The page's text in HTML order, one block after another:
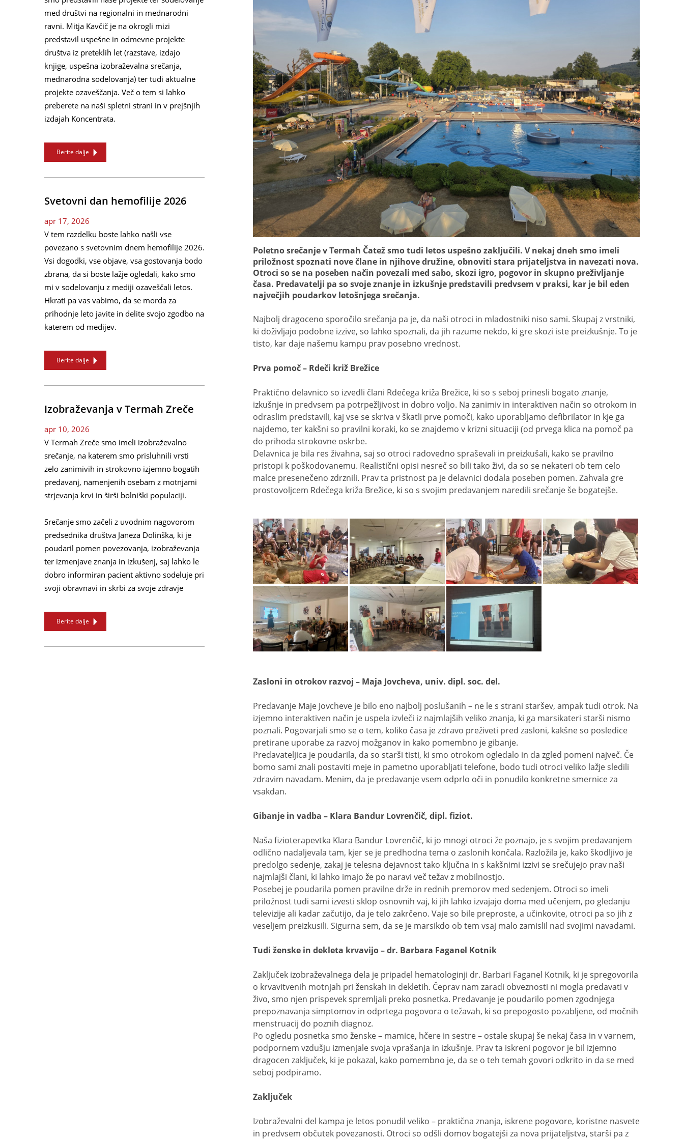
med društvi na regionalni in mednarodni
ravni. Mitja Kavčič je na okrogli mizi
predstavil uspešne in odmevne projekte
društva iz preteklih let (razstave, izdajo
knjige, uspešna izobraževalna srečanja,
mednarodna sodelovanja) ter tudi aktualne
projekte ozaveščanja. Več o tem si lahko
preberete na naši spletni strani in v prejšnjih
izdajah Koncentrata.
Berite dalje
Svetovni dan hemofilije 2026
apr 17, 2026
V tem razdelku boste lahko našli vse
povezano s svetovnim dnem hemofilije 2026.
Vsi dogodki, vse objave, vsa gostovanja bodo
zbrana, da si boste lažje ogledali, kako smo
mi v sodelovanju z mediji ozaveščali letos.
Hkrati pa vas vabimo, da se morda za
prihodnje leto javite in delite svojo zgodbo na
katerem od medijev.
Berite dalje
Izobraževanja v Termah Zreče
apr 10, 2026
V Termah Zreče smo imeli izobraževalno
srečanje, na katerem smo prisluhnili vrsti
zelo zanimivih in strokovno izjemno bogatih
predavanj, namenjenih osebam z motnjami
strjevanja krvi in širši bolniški populaciji.
Srečanje smo začeli z uvodnim nagovorom
predsednika društva Janeza Dolinška, ki je
poudaril pomen povezovanja, izobraževanja
ter izmenjave znanja in izkušenj, saj lahko le
dobro informiran pacient aktivno sodeluje pri
svoji obravnavi in skrbi za svoje zdravje
Berite dalje
Poletno srečanje v Termah Čatež smo tudi letos uspešno zaključili. V nekaj dneh smo imeli
priložnost spoznati nove člane in njihove družine, obnoviti stara prijateljstva in navezati nova.
Otroci so se na poseben način povezali med sabo, skozi igro, pogovor in skupno preživljanje
časa. Predavatelji pa so svoje znanje in izkušnje predstavili predvsem v praksi, kar je bil eden
največjih poudarkov letošnjega srečanja.
Najbolj dragoceno sporočilo srečanja pa je, da naši otroci in mladostniki niso sami. Skupaj z vrstniki,
ki doživljajo podobne izzive, so lahko spoznali, da jih razume nekdo, ki gre skozi iste preizkušnje. To je
tisto, kar daje našemu kampu prav posebno vrednost.
Prva pomoč – Rdeči križ Brežice
Praktično delavnico so izvedli člani Rdečega križa Brežice, ki so s seboj prinesli bogato znanje,
izkušnje in predvsem pa potrpežljivost in dobro voljo. Na zanimiv in interaktiven način so otrokom in
odraslim predstavili, kaj vse se skriva v škatli prve pomoči, kako uporabljamo defibrilator in kje ga
najdemo, ter kakšni so pravilni koraki, ko se znajdemo v krizni situaciji (od prvega klica na pomoč pa
do prihoda strokovne oskrbe.
Delavnica je bila res živahna, saj so otroci radovedno spraševali in preizkušali, kako se pravilno
pristopi k poškodovanemu. Realistični opisi nesreč so bili tako živi, da so se nekateri ob tem celo
malce presenečeno zdrznili. Prav ta pristnost pa je delavnici dodala poseben pomen. Zahvala gre
prostovoljcem Rdečega križa Brežice, ki so s svojim predavanjem naredili srečanje še bogatejše.
Zasloni in otrokov razvoj – Maja Jovcheva, univ. dipl. soc. del.
Predavanje Maje Jovcheve je bilo eno najbolj poslušanih – ne le s strani staršev, ampak tudi otrok. Na
izjemno interaktiven način je uspela izvleči iz najmlajših veliko znanja, ki ga marsikateri starši nismo
poznali. Pogovarjali smo se o tem, koliko časa je zdravo preživeti pred zasloni, kakšne so posledice
pretirane uporabe za razvoj možganov in kako pomembno je gibanje.
Predavateljica je poudarila, da so starši tisti, ki smo otrokom ogledalo in da zgled pomeni največ. Če
bomo sami znali postaviti meje in pametno uporabljati telefone, bodo tudi otroci veliko lažje sledili
zdravim navadam. Menim, da je predavanje vsem odprlo oči in ponudilo konkretne smernice za
vsakdan.
Gibanje in vadba – Klara Bandur Lovrenčič, dipl. fiziot.
Naša fizioterapevtka Klara Bandur Lovrenčič, ki jo mnogi otroci že poznajo, je s svojim predavanjem
odlično nadaljevala tam, kjer se je predhodna tema o zaslonih končala. Razložila je, kako škodljivo je
predolgo sedenje, zakaj je telesna dejavnost tako ključna in s kakšnimi izzivi se srečujejo prav naši
najmlajši člani, ki lahko imajo že po naravi več težav z mobilnostjo.
Posebej je poudarila pomen pravilne drže in rednih premorov med sedenjem. Otroci so imeli
priložnost tudi sami izvesti sklop osnovnih vaj, ki jih lahko izvajajo doma med učenjem, po gledanju
televizije ali kadar začutijo, da je telo zakrčeno. Vaje so bile preproste, a učinkovite, otroci pa so jih z
veseljem preizkusili. Sigurna sem, da se je marsikdo ob tem vsaj malo zamislil nad svojimi navadami.
Tudi ženske in dekleta krvavijo – dr. Barbara Faganel Kotnik
Zaključek izobraževalnega dela je pripadel hematologinji dr. Barbari Faganel Kotnik, ki je spregovorila
o krvavitvenih motnjah pri ženskah in dekletih. Čeprav nam zaradi obveznosti ni mogla predavati v
živo, smo njen prispevek spremljali preko posnetka. Predavanje je poudarilo pomen zgodnjega
prepoznavanja simptomov in odprtega pogovora o težavah, ki so prepogosto pozabljene, od močnih
menstruacij do poznih diagnoz.
Po ogledu posnetka smo ženske – mamice, hčere in sestre – ostale skupaj še nekaj časa in v varnem,
podpornem vzdušju izmenjale svoja vprašanja in izkušnje. Prav ta iskreni pogovor je bil izjemno
dragocen zaključek, ki je pokazal, kako pomembno je, da se o teh temah govori odkrito in da se med
seboj podpiramo.
Zaključek
Izobraževalni del kampa je letos ponudil veliko – praktična znanja, iskrene pogovore, koristne nasvete
in predvsem občutek povezanosti. Otroci so odšli domov bogatejši za nova prijateljstva, starši pa z